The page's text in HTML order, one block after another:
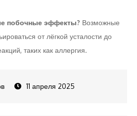
побочные эффекты? Возможные
от лёгкой усталости до
таких как аллергия.
11 апреля 2025